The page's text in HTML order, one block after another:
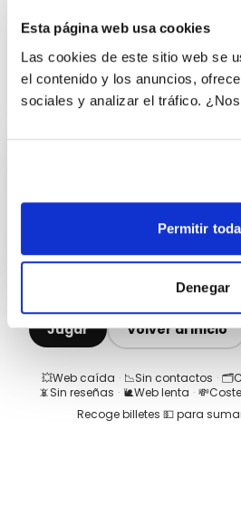
Esta página web usa cookies
Las cookies de este sitio web se
el contenido y los anuncios,
sociales y analizar el tráfico.
Permitir
Denegar
aquí!
¿Quieres jugar al juego
Jugar Volver al inicio
💥Web caída · 📉Sin contactos · 🗂️
📵Sin reseñas · 🐌Web lenta · 💸
Recoge billetes 💵 para